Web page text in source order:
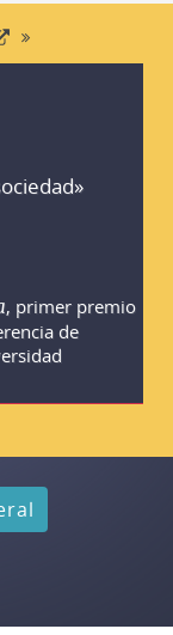
, primer premio
de